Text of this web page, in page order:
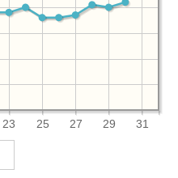
23 25 27 29 31